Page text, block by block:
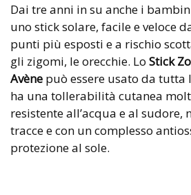
Dai tre anni in su anche i
uno stick solare, facile e veloce
punti più esposti e a rischio
gli zigomi, le orecchie. Lo Stick
Avène può essere usato da
ha una tollerabilità cutanea
resistente all’acqua e al sudore,
tracce e con un complesso
protezione al sole.